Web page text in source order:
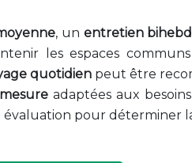
, un entretien
les espaces
quotidien peut être
adaptées aux
pour déterminer